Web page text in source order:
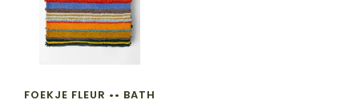
FOEKJE FLEUR •• BATH